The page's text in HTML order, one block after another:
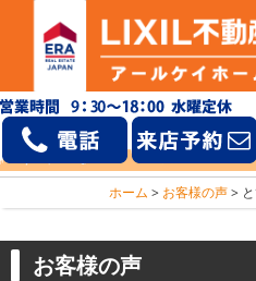
ホーム > お客様の声>
お客様の声